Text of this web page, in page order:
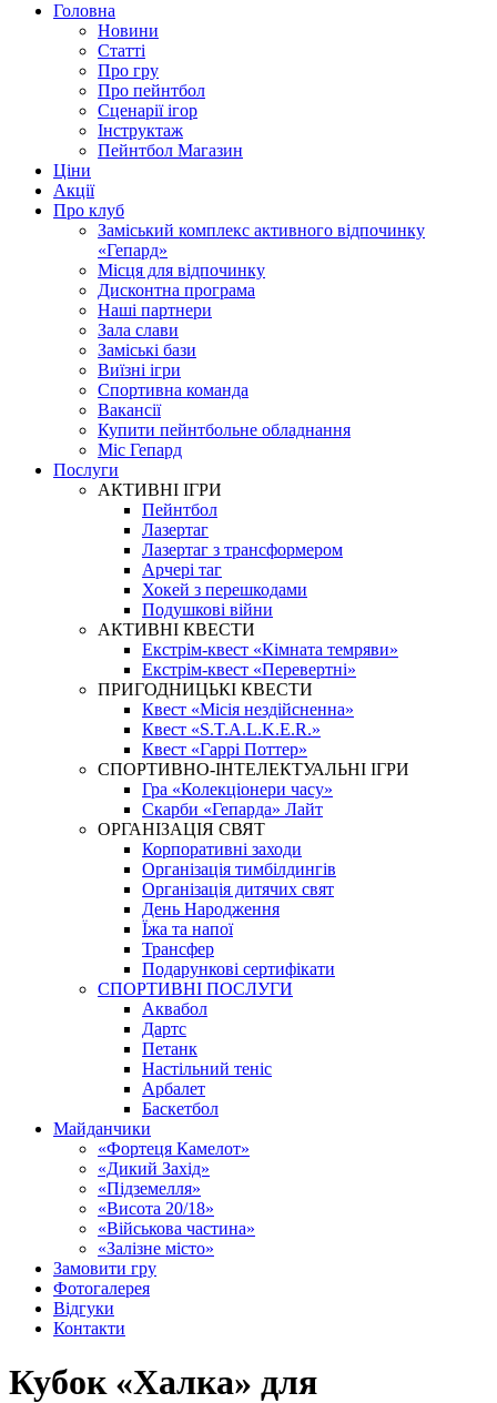
Головна
Новини
Статті
Про гру
Про пейнтбол
Сценарії ігор
Інструктаж
Пейнтбол Магазин
Ціни
Акції
Про клуб
Заміський комплекс активного відпочинку
«Гепард»
Місця для відпочинку
Дисконтна програма
Наші партнери
Зала слави
Заміські бази
Виїзні ігри
Спортивна команда
Вакансії
Купити пейнтбольне обладнання
Міс Гепард
Послуги
АКТИВНІ ІГРИ
Пейнтбол
Лазертаг
Лазертаг з трансформером
Арчері таг
Хокей з перешкодами
Подушкові війни
АКТИВНІ КВЕСТИ
Екстрім-квест «Кімната темряви»
Екстрім-квест «Перевертні»
ПРИГОДНИЦЬКІ КВЕСТИ
Квест «Місія нездійсненна»
Квест «S.T.A.L.K.E.R.»
Квест «Гаррі Поттер»
СПОРТИВНО-ІНТЕЛЕКТУАЛЬНІ ІГРИ
Гра «Колекціонери часу»
Скарби «Гепарда» Лайт
ОРГАНІЗАЦІЯ СВЯТ
Корпоративні заходи
Організація тимбілдингів
Організація дитячих свят
День Народження
Їжа та напої
Трансфер
Подарункові сертифікати
СПОРТИВНІ ПОСЛУГИ
Аквабол
Дартс
Петанк
Настільний теніс
Арбалет
Баскетбол
Майданчики
«Фортеця Камелот»
«Дикий Захід»
«Підземелля»
«Висота 20/18»
«Військова частина»
«Залізне місто»
Замовити гру
Фотогалерея
Відгуки
Контакти
Кубок «Халка» для